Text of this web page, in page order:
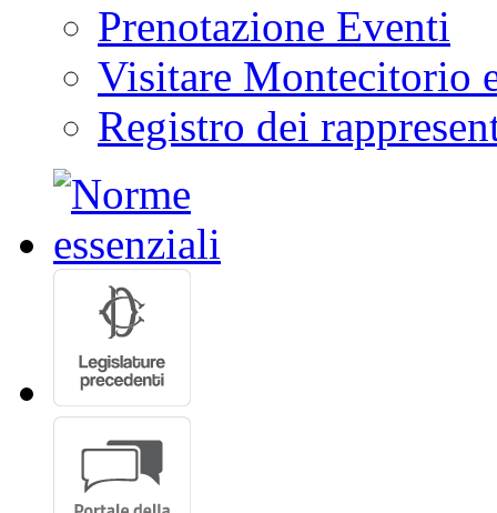
Prenotazione Eventi
Visitare Montecitorio
Registro dei